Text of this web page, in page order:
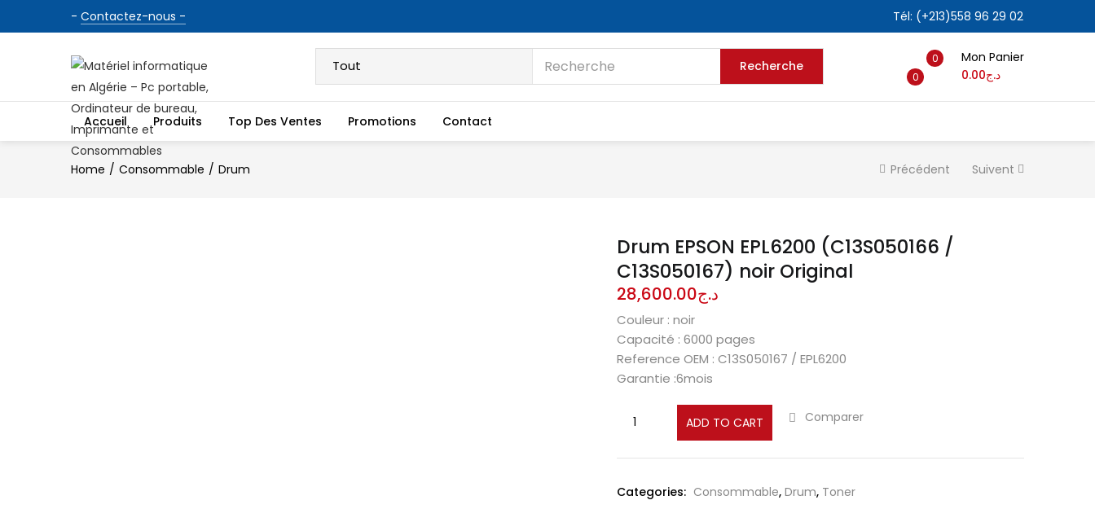
- Contactez-nous - Tél: (+213)558 96 29 02
Recherche
0
0
Mon Panier
د.ج0.00
Accueil Produits Top Des Ventes Promotions Contact
Home Consommable Drum Précédent Suivent
Drum EPSON EPL6200 (C13S050166 /
C13S050167) noir Original
د.ج28,600.00
Couleur : noir
Capacité : 6000 pages
Reference OEM : C13S050167 / EPL6200
Garantie :6mois
ADD TO CART Comparer
Categories: Consommable, Drum, Toner